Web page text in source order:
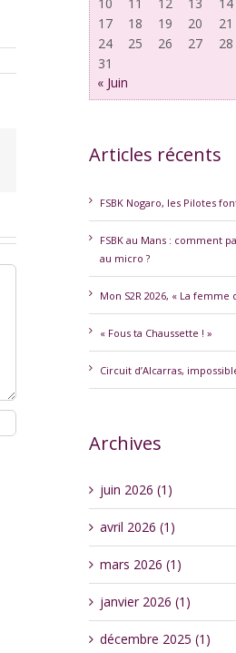
17
18 19 20 21
24
25 26 27 28
31
« Juin
Articles récents
FSBK Nogaro, les Pilotes
FSBK au Mans : comment
au micro ?
Mon S2R 2026, « La femme
« Fous ta Chaussette ! »
Circuit d’Alcarras,
Archives
juin 2026 (1)
avril 2026 (1)
mars 2026 (1)
janvier 2026 (1)
décembre 2025 (1)